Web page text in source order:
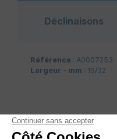
Déclinaisons
Référence : A0007253
Largeur - mm : 19/32
16 autres